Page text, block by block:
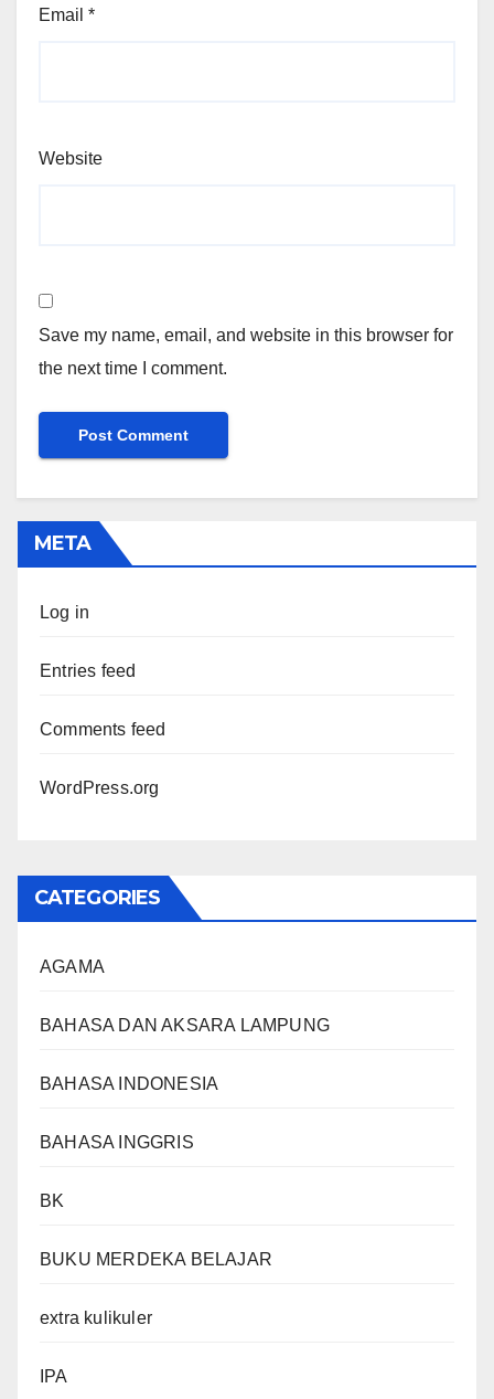
Email *
Website
Save my name, email, and website in this browser for
the next time I comment.
META
Log in
Entries feed
Comments feed
WordPress.org
CATEGORIES
AGAMA
BAHASA DAN AKSARA LAMPUNG
BAHASA INDONESIA
BAHASA INGGRIS
BK
BUKU MERDEKA BELAJAR
extra kulikuler
IPA